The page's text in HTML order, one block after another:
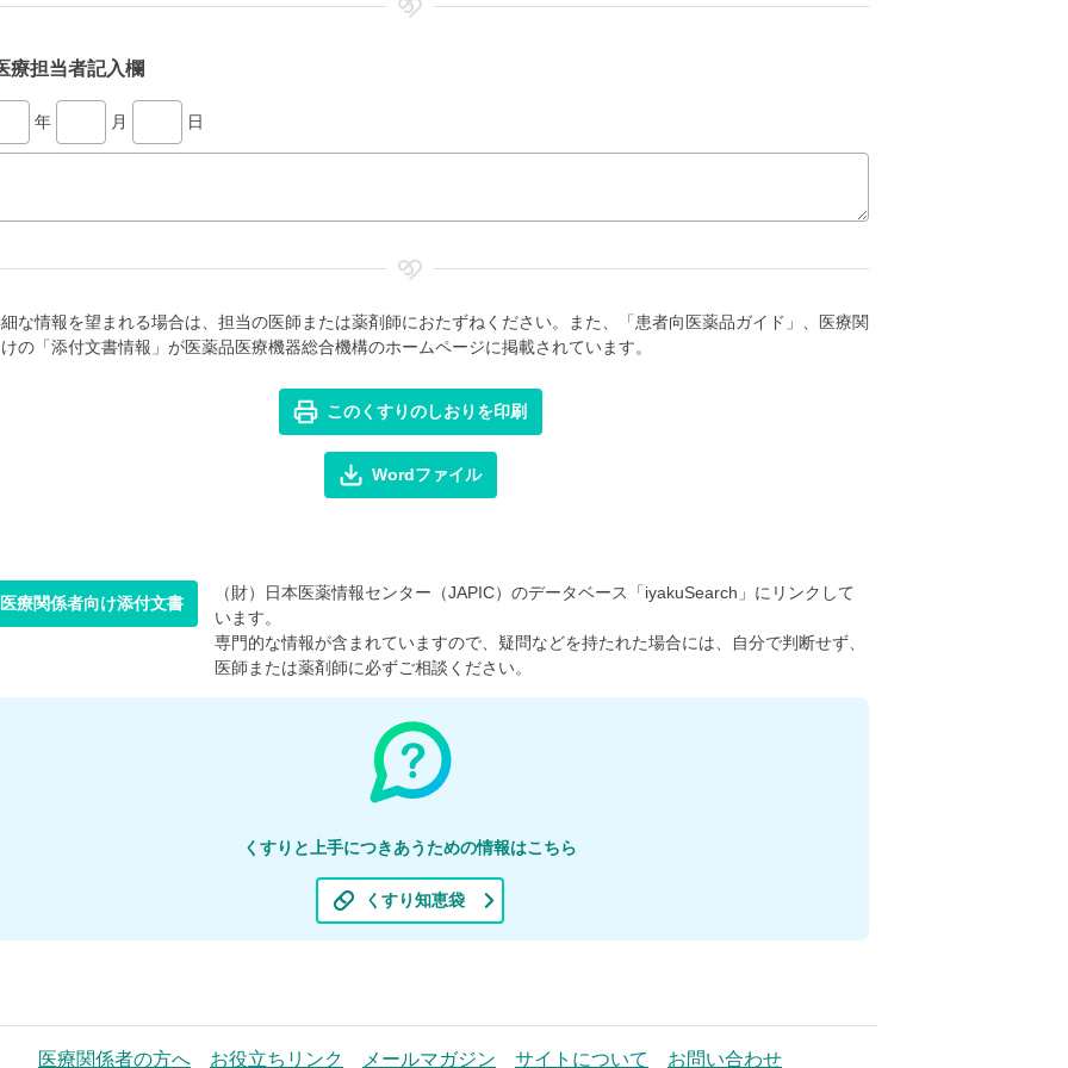
療担当者記入欄
年 月 日
な情報を望まれる場合は、担当の医師または薬剤師におたずねください。また、「患者向医薬品ガイド」、医療関
の「添付文書情報」が医薬品医療機器総合機構のホームページに掲載されています。
このくすりのしおりを印刷
Wordファイル
医療関係者向け添付文書
（財）日本医薬情報センター（JAPIC）のデータベース「iyakuSearch」にリンクして
います。
専門的な情報が含まれていますので、疑問などを持たれた場合には、自分で判断せず、
医師または薬剤師に必ずご相談ください。
くすりと上手につきあうための情報はこちら
くすり知恵袋
医療関係者の方へ お役立ちリンク メールマガジン サイトについて お問い合わせ